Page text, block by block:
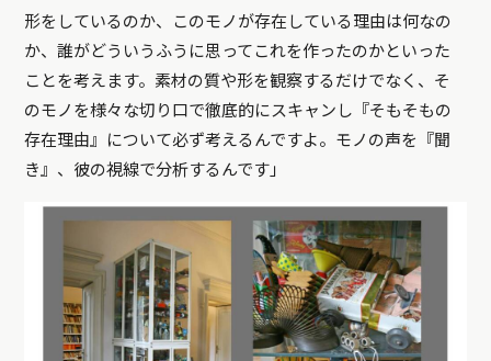
形をしているのか、このモノが存在している理由は何なの
か、誰がどういうふうに思ってこれを作ったのかといった
ことを考えます。素材の質や形を観察するだけでなく、そ
のモノを様々な切り口で徹底的にスキャンし『そもそもの
存在理由』について必ず考えるんですよ。モノの声を『聞
き』、彼の視線で分析するんです」